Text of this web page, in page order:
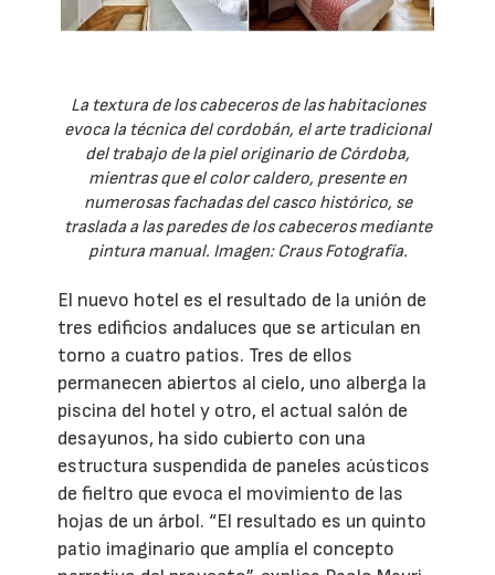
La textura de los cabeceros de las habitaciones
evoca la técnica del cordobán, el arte tradicional
del trabajo de la piel originario de Córdoba,
mientras que el color caldero, presente en
numerosas fachadas del casco histórico, se
traslada a las paredes de los cabeceros mediante
pintura manual. Imagen: Craus Fotografía.
El nuevo hotel es el resultado de la unión de
tres edificios andaluces que se articulan en
torno a cuatro patios. Tres de ellos
permanecen abiertos al cielo, uno alberga la
piscina del hotel y otro, el actual salón de
desayunos, ha sido cubierto con una
estructura suspendida de paneles acústicos
de fieltro que evoca el movimiento de las
hojas de un árbol. “El resultado es un quinto
patio imaginario que amplía el concepto